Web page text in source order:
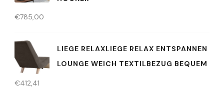
€785,00
LIEGE RELAXLIEGE RELAX ENTSPANNEN
LOUNGE WEICH TEXTILBEZUG BEQUEM
€412,41